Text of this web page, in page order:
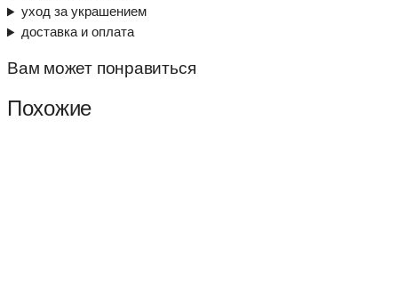
уход за украшением
доставка и оплата
Вам может понравиться
Похожие